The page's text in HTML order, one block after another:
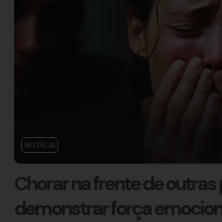
NOTÍCIA
Chorar na frente de
demonstrar força